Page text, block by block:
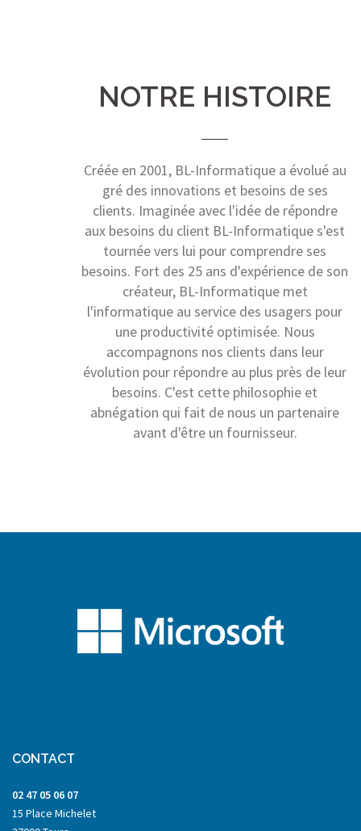
NOTRE HISTOIRE
Créée en 2001, BL-Informatique a évolué au
gré des innovations et besoins de ses
clients. Imaginée avec l'idée de répondre
aux besoins du client BL-Informatique s'est
tournée vers lui pour comprendre ses
besoins. Fort des 25 ans d'expérience de son
créateur, BL-Informatique met
l'informatique au service des usagers pour
une productivité optimisée. Nous
accompagnons nos clients dans leur
évolution pour répondre au plus près de leur
besoins. C'est cette philosophie et
abnégation qui fait de nous un partenaire
avant d'être un fournisseur.
CONTACT
02 47 05 06 07
15 Place Michelet